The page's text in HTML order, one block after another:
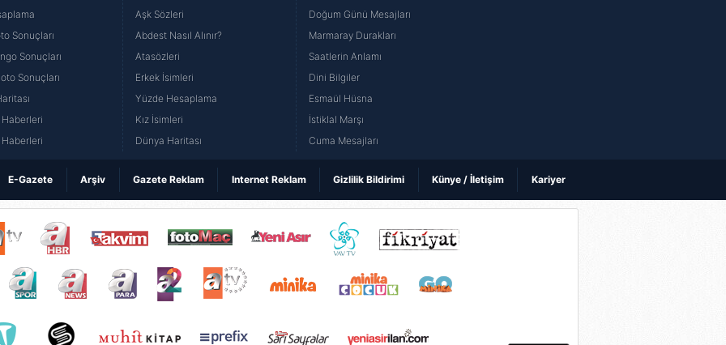
Sonuçları
Sonuçları
Sonuçları
Aşk Sözleri
Abdest Nasıl Alınır?
Atasözleri
Erkek İsimleri
Yüzde Hesaplama
Kız İsimleri
Dünya Haritası
Doğum Günü Mesajları
Marmaray Durakları
Saatlerin Anlamı
Dini Bilgiler
Esmaül Hüsna
İstiklal Marşı
Cuma Mesajları
E-Gazete Arşiv Gazete Reklam Internet Reklam Gizlilik Bildirimi Künye / İletişim Kariyer